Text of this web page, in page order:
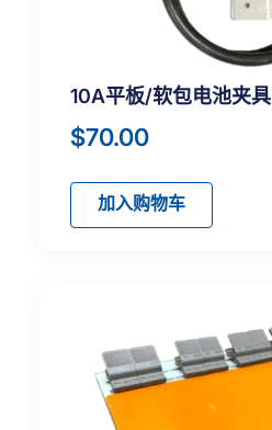
10A平板/软包电池夹具
$70.00
加入购物车